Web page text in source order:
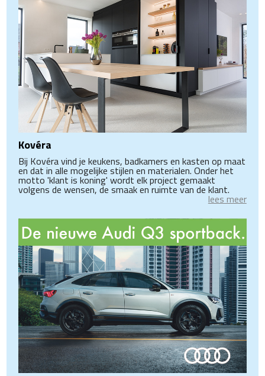
Kovéra
Bij Kovéra vind je keukens, badkamers en kasten op maat
en dat in alle mogelijke stijlen en materialen. Onder het
motto 'klant is koning' wordt elk project gemaakt
volgens de wensen, de smaak en ruimte van de klant.
lees meer